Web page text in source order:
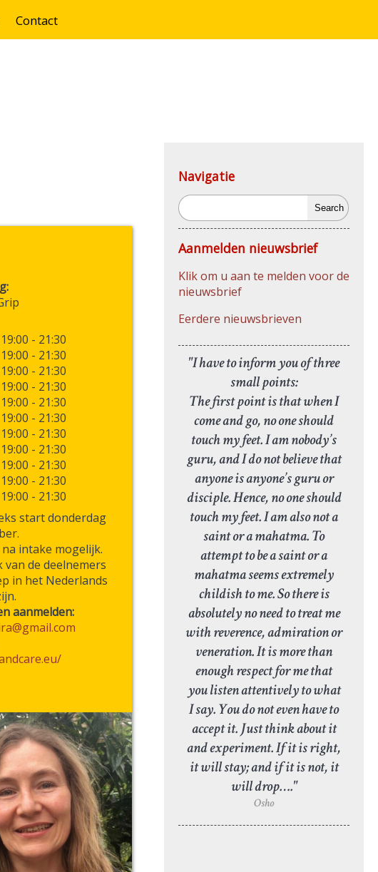
Contact
- 21:30
- 21:30
- 21:30
- 21:30
- 21:30
- 21:30
- 21:30
- 21:30
- 21:30
- 21:30
- 21:30
start donderdag
intake mogelijk.
van de deelnemers
in het Nederlands
aanmelden:
Navigatie
Search
Aanmelden nieuwsbrief
Klik om u aan te melden voor de
nieuwsbrief
Eerdere nieuwsbrieven
"I have to inform you of three
small points:
The first point is that when I
come and go, no one should
touch my feet. I am nobody’s
guru, and I do not believe that
anyone is anyone’s guru or
disciple. Hence, no one should
touch my feet. I am also not a
saint or a mahatma. To
attempt to be a saint or a
mahatma seems extremely
childish to me. So there is
absolutely no need to treat me
with reverence, admiration or
veneration. It is more than
enough respect for me that
you listen attentively to what
I say. You do not even have to
accept it. Just think about it
and experiment. If it is right,
it will stay; and if it is not, it
will drop…."
Osho